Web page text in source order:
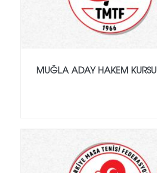
MUĞLA ADAY HAKEM KURSU